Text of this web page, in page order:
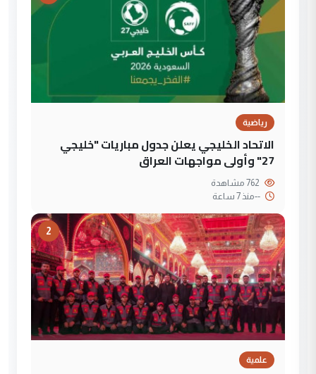
رياضية
الاتحاد الخليجي يعلن جدول مباريات "خليجي
27" وأولى مواجهات العراق
--منذ 7 ساعة
2
علمية